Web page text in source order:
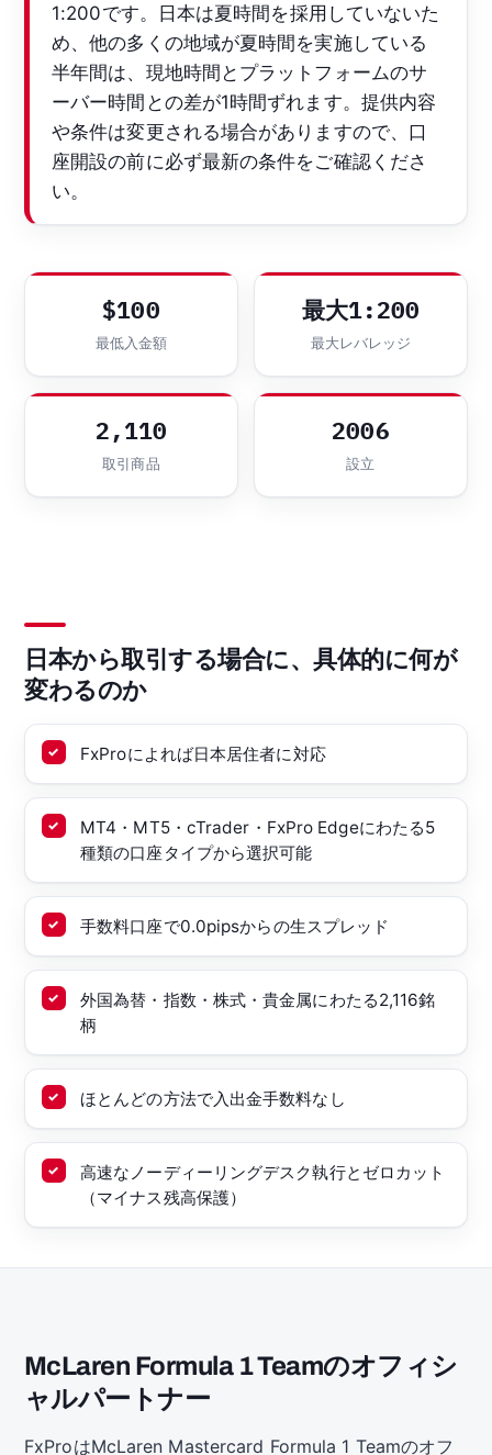
1:200です。日本は夏時間を採用していないた
め、他の多くの地域が夏時間を実施している
半年間は、現地時間とプラットフォームのサ
ーバー時間との差が1時間ずれます。提供内容
や条件は変更される場合がありますので、口
座開設の前に必ず最新の条件をご確認くださ
い。
$100
最低入金額
最大1:200
最大レバレッジ
2,110
取引商品
2006
設立
日本から取引する場合に、具体的に何が
変わるのか
FxProによれば日本居住者に対応
MT4・MT5・cTrader・FxPro Edgeにわたる5
種類の口座タイプから選択可能
手数料口座で0.0pipsからの生スプレッド
外国為替・指数・株式・貴金属にわたる2,116銘
柄
ほとんどの方法で入出金手数料なし
高速なノーディーリングデスク執行とゼロカット
（マイナス残高保護）
McLaren Formula 1 Teamのオフィシ
ャルパートナー
FxProはMcLaren Mastercard Formula 1 Teamのオフ